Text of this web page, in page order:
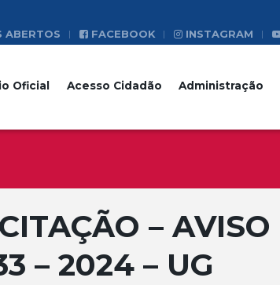
ABERTOS FACEBOOK INSTAGRAM
Oficial Acesso Cidadão Administração
– AVISO
– 2024 – UG